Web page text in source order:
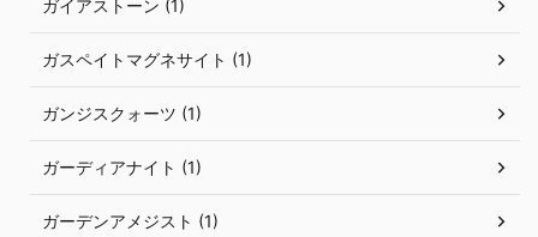
ガイアストーン (1)
ガスペイトマグネサイト (1)
ガンジスクォーツ (1)
ガーディアナイト (1)
ガーデンアメジスト (1)